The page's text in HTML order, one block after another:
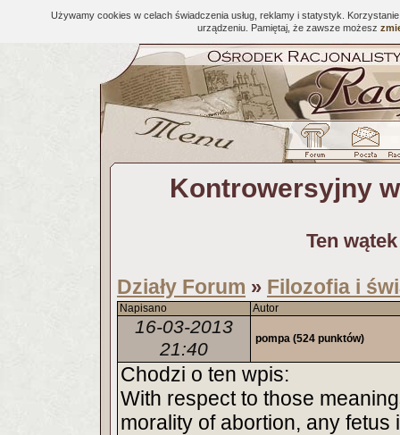
Używamy cookies w celach świadczenia usług, reklamy i statystyk.
urządzeniu. Pamiętaj, że zawsze możesz
Kontrowersyjny
Ten
Działy Forum » Filozofia i
Napisano Autor
16-03-2013
21:40
pompa (524 punktów)
Chodzi o ten wpis:
With respect to those
morality of abortion, any